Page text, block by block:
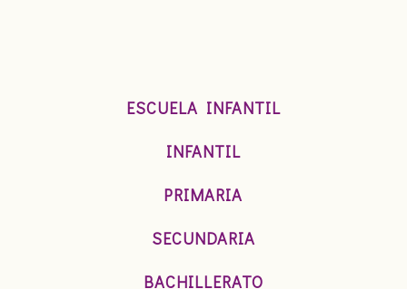
ESCUELA INFANTIL
INFANTIL
PRIMARIA
SECUNDARIA
BACHILLERATO